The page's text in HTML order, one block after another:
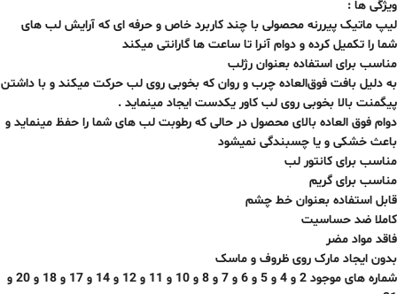
ویژگی ها :
لیپ ماتیک پیررنه محصولی با چند کاربرد خاص و حرفه ای که آرایش لب های
شما را تکمیل کرده و دوام آنرا تا ساعت ها گارانتی میکند
مناسب برای استفاده بعنوان رژلب
به دلیل بافت فوق‌العاده چرب و روان که بخوبی روی لب حرکت میکند و با داشتن
پیگمنت بالا بخوبی روی لب کاور یکدست ایجاد مینماید .
دوام فوق العاده بالای محصول در حالی که رطوبت لب های شما را حفظ مینماید و
باعث خشکی و یا چسبندگی نمیشود
مناسب برای کانتور لب
مناسب برای گریم
قابل استفاده بعنوان خط چشم
کاملا ضد حساسیت
فاقد مواد مضر
بدون ایجاد مارک روی ظروف و ماسک
شماره های موجود 2 و 4 و 5 و 6 و 7 و 8 و 10 و 11 و 12 و 14 و 17 و 18 و 20 و